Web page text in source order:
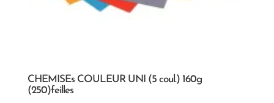
CHEMISEs COULEUR UNI (5 coul.) 160g
(250)feilles